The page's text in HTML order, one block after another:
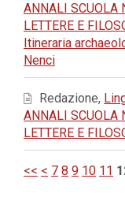
ANNALI SCUOLA
LETTERE E
Itineraria
Nenci
Redazione,
ANNALI SCUOLA
LETTERE E
<< < 7 8 9 10 11